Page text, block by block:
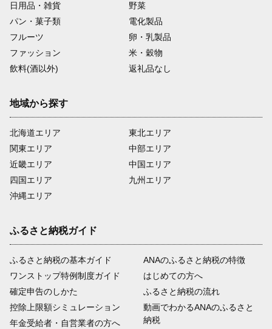
日用品・雑貨
野菜
パン・菓子類
電化製品
フルーツ
卵・乳製品
ファッション
米・穀物
飲料(酒以外)
返礼品なし
地域から探す
北海道エリア
関東エリア
近畿エリア
四国エリア
沖縄エリア
東北エリア
中部エリア
中国エリア
九州エリア
ふるさと納税ガイド
ふるさと納税の基本ガイド
ワンストップ特例制度ガイド
確定申告のしかた
控除上限額シミュレーション
年金受給者・自営業者の方へ
ANAのふるさと納税の特徴
はじめての方へ
ふるさと納税の流れ
動画でわかるANAのふるさと
納税